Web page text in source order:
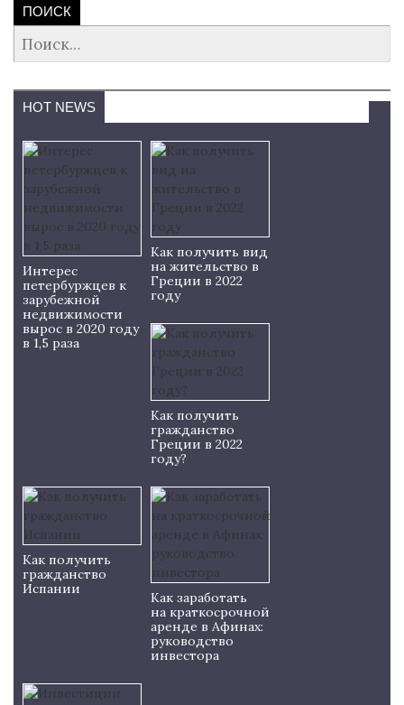
ПОИСК
HOT NEWS
Интерес
петербуржцев к
зарубежной
недвижимости
вырос в 2020 году
в 1,5 раза
Как получить вид
на жительство в
Греции в 2022
году
Как получить
гражданство
Греции в 2022
году?
Как получить
гражданство
Испании
Как заработать
на краткосрочной
аренде в Афинах:
руководство
инвестора